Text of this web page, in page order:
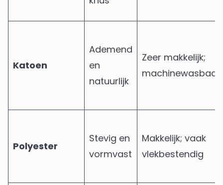
Katoen
Ademend
en
natuurlijk
Zeer makkelijk;
machinewasbaar
Polyester
Stevig en
vormvast
Makkelijk; vaak
vlekbestendig